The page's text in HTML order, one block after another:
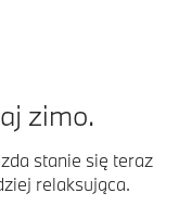
zimo.
stanie się teraz
relaksująca.